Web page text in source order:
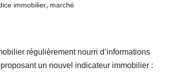
immobilier, marché
régulièrement nourri d’informations
un nouvel indicateur immobilier :